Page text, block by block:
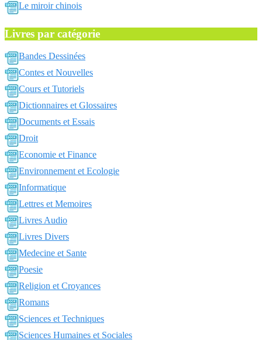
Le miroir chinois
Livres par catégorie
Bandes Dessinées
Contes et Nouvelles
Cours et Tutoriels
Dictionnaires et Glossaires
Documents et Essais
Droit
Economie et Finance
Environnement et Ecologie
Informatique
Lettres et Memoires
Livres Audio
Livres Divers
Medecine et Sante
Poesie
Religion et Croyances
Romans
Sciences et Techniques
Sciences Humaines et Sociales